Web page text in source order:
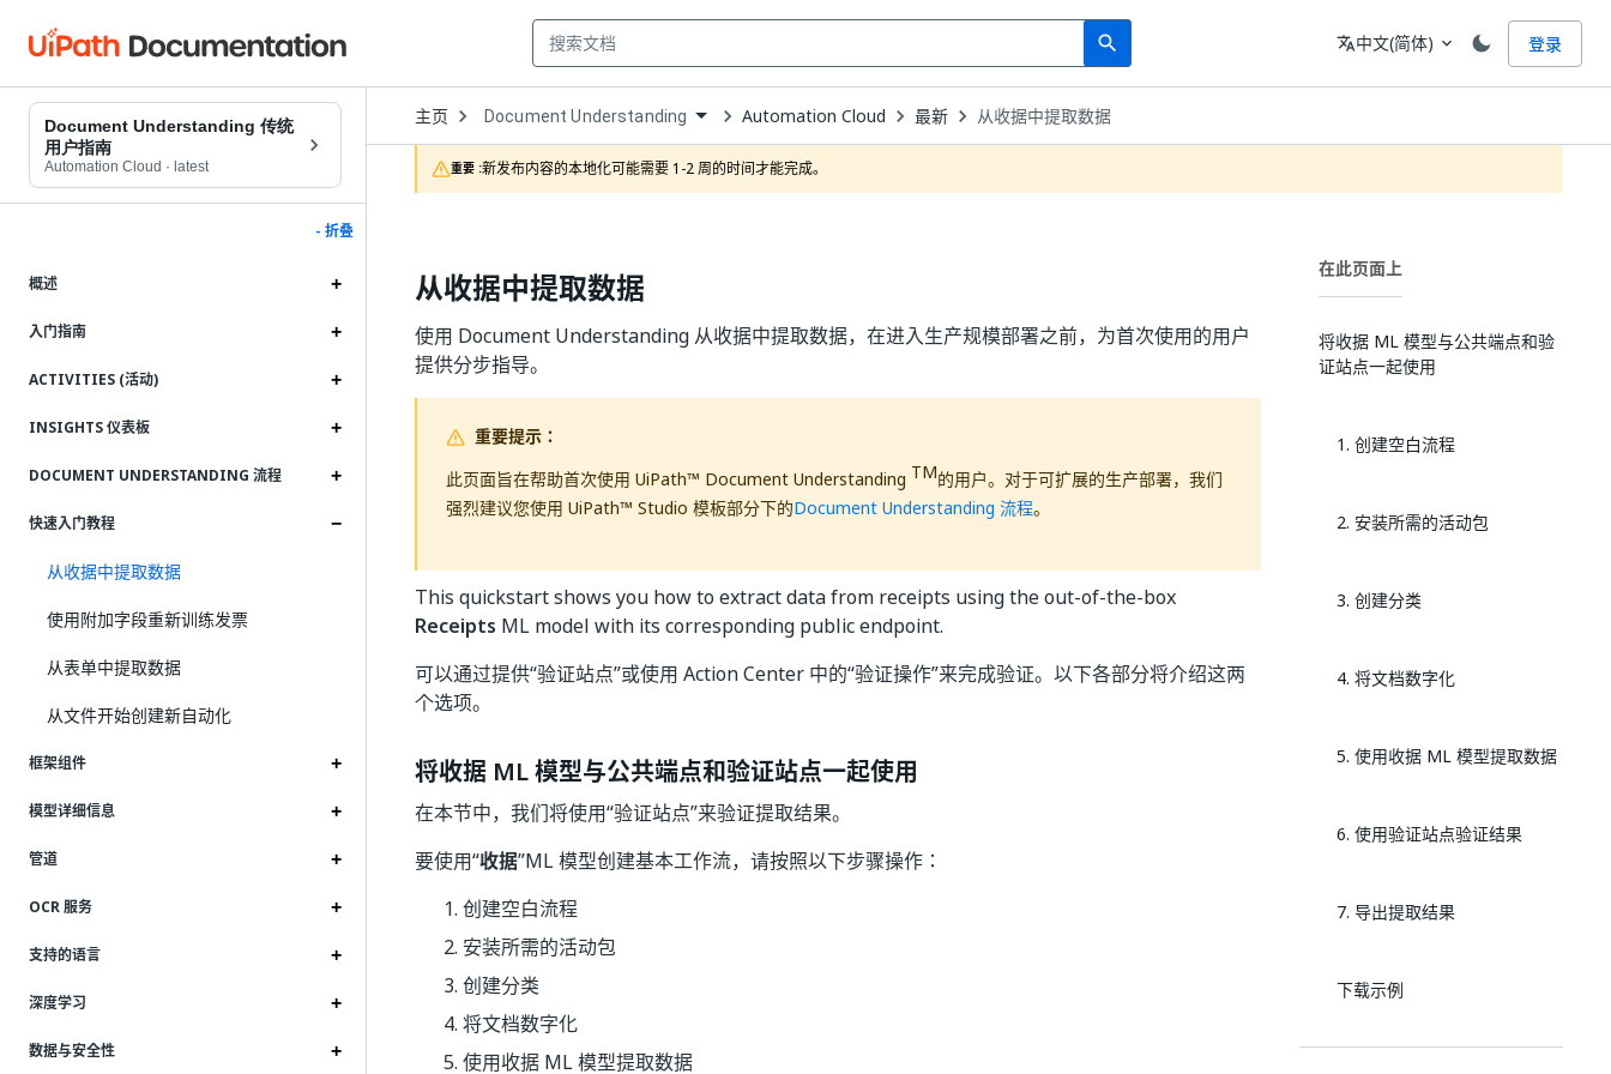
search
Search 语言
translate中文(简体) expand_more 登录
Document Understanding 传统
用户指南
Automation Cloud · latest
- 折叠
概述
入门指南
ACTIVITIES (活动)
INSIGHTS 仪表板
DOCUMENT UNDERSTANDING 流程
快速入门教程
从收据中提取数据
使用附加字段重新训练发票
从表单中提取数据
从文件开始创建新自动化
框架组件
模型详细信息
管道
OCR 服务
支持的语言
深度学习
数据与安全性
主页 Open
Dropdown
to
choose
product
Document Understanding Automation Cloud 最新 从收据中提取数据
重要 :新发布内容的本地化可能需要 1-2 周的时间才能完成。
从收据中提取数据
使用 Document Understanding 从收据中提取数据，在进入生产规模部署之前，为首次使用的用户
提供分步指导。
重要提示：
此页面旨在帮助首次使用 UiPath™ Document Understanding TM的用户。对于可扩展的生产部署，我们
强烈建议您使用 UiPath™ Studio 模板部分下的Document Understanding 流程。
This quickstart shows you how to extract data from receipts using the out-of-the-box
Receipts ML model with its corresponding public endpoint.
可以通过提供“验证站点”或使用 Action Center 中的“验证操作”来完成验证。以下各部分将介绍这两
个选项。
将收据 ML 模型与公共端点和验证站点一起使用
在本节中，我们将使用“验证站点”来验证提取结果。
要使用“收据”ML 模型创建基本工作流，请按照以下步骤操作：
创建空白流程
安装所需的活动包
创建分类
将文档数字化
使用收据 ML 模型提取数据
在此页面上
将收据 ML 模型与公共端点和验
证站点一起使用
1. 创建空白流程
2. 安装所需的活动包
3. 创建分类
4. 将文档数字化
5. 使用收据 ML 模型提取数据
6. 使用验证站点验证结果
7. 导出提取结果
下载示例